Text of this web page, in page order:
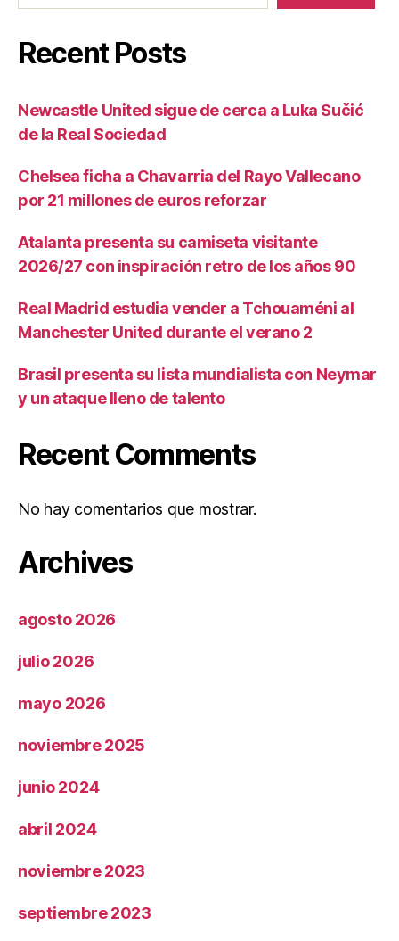
Recent Posts
Newcastle United sigue de cerca a Luka Sučić
de la Real Sociedad
Chelsea ficha a Chavarria del Rayo Vallecano
por 21 millones de euros reforzar
Atalanta presenta su camiseta visitante
2026/27 con inspiración retro de los años 90
Real Madrid estudia vender a Tchouaméni al
Manchester United durante el verano 2
Brasil presenta su lista mundialista con Neymar
y un ataque lleno de talento
Recent Comments
No hay comentarios que mostrar.
Archives
agosto 2026
julio 2026
mayo 2026
noviembre 2025
junio 2024
abril 2024
noviembre 2023
septiembre 2023